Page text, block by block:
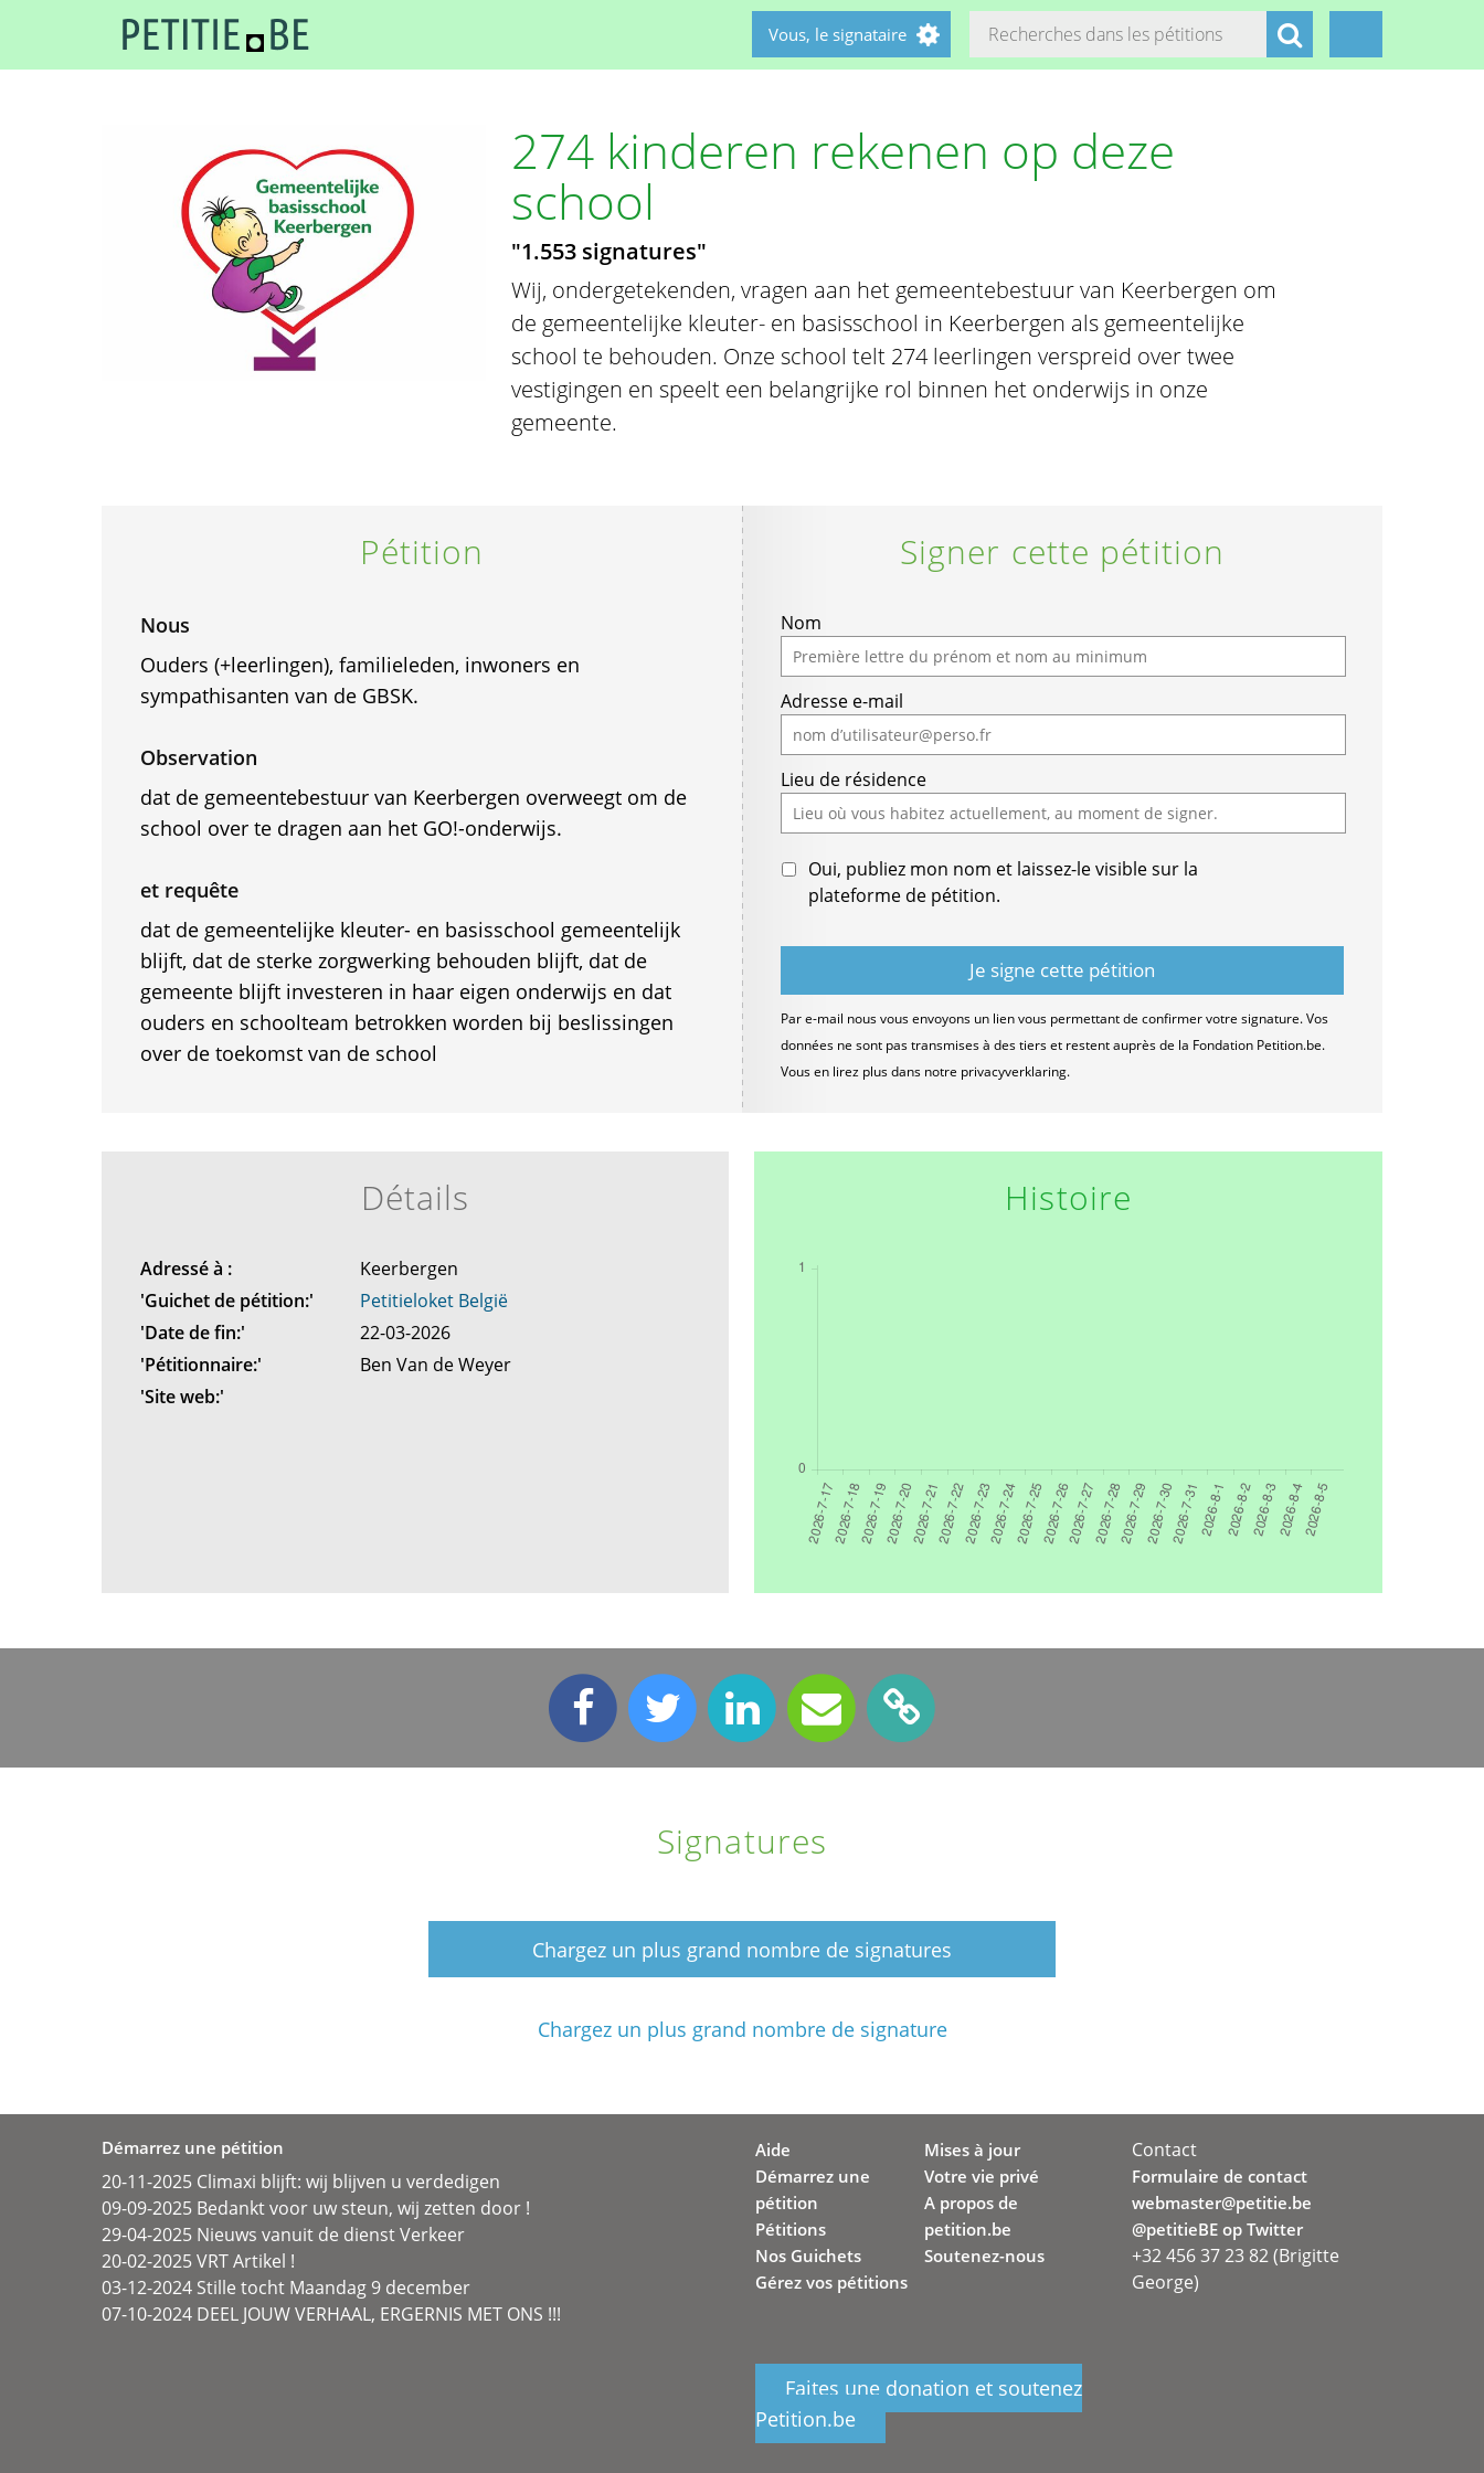
Vous, le signataire
274 kinderen rekenen op deze
school
"1.553 signatures"
Wij, ondergetekenden, vragen aan het gemeentebestuur van Keerbergen om
de gemeentelijke kleuter- en basisschool in Keerbergen als gemeentelijke
school te behouden. Onze school telt 274 leerlingen verspreid over twee
vestigingen en speelt een belangrijke rol binnen het onderwijs in onze
gemeente.
Pétition
Nous
Ouders (+leerlingen), familieleden, inwoners en
sympathisanten van de GBSK.
Observation
dat de gemeentebestuur van Keerbergen overweegt om de
school over te dragen aan het GO!-onderwijs.
et requête
dat de gemeentelijke kleuter- en basisschool gemeentelijk
blijft, dat de sterke zorgwerking behouden blijft, dat de
gemeente blijft investeren in haar eigen onderwijs en dat
ouders en schoolteam betrokken worden bij beslissingen
over de toekomst van de school
Signer cette pétition
If
you
are
a
human,
ignore
this
field
Nom
Adresse e-mail
Lieu de résidence
Oui, publiez mon nom et laissez-le visible sur la
plateforme de pétition.
Par e-mail nous vous envoyons un lien vous permettant de confirmer votre signature. Vos
données ne sont pas transmises à des tiers et restent auprès de la Fondation Petition.be.
Vous en lirez plus dans notre privacyverklaring.
Détails
Adressé à :
Keerbergen
'Guichet de pétition:'
Petitieloket België
'Date de fin:'
22-03-2026
'Pétitionnaire:'
Ben Van de Weyer
'Site web:'
Histoire
Signatures
Chargez un plus grand nombre de signatures
Chargez un plus grand nombre de signature
Démarrez une pétition
20-11-2025 Climaxi blijft: wij blijven u verdedigen
09-09-2025 Bedankt voor uw steun, wij zetten door !
29-04-2025 Nieuws vanuit de dienst Verkeer
20-02-2025 VRT Artikel !
03-12-2024 Stille tocht Maandag 9 december
07-10-2024 DEEL JOUW VERHAAL, ERGERNIS MET ONS !!!
Aide
Démarrez une
pétition
Pétitions
Nos Guichets
Gérez vos pétitions
Mises à jour
Votre vie privé
A propos de
petition.be
Soutenez-nous
Faites une donation et soutenez
Petition.be
Contact
Formulaire de contact
webmaster@petitie.be
@petitieBE op Twitter
+32 456 37 23 82 (Brigitte
George)